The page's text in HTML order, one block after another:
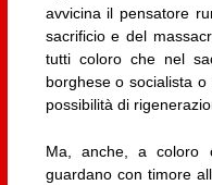
avvicina il pensatore
sacrificio e del
tutti coloro che nel
borghese o socialista o
possibilità di
Ma, anche, a coloro
guardano con timore